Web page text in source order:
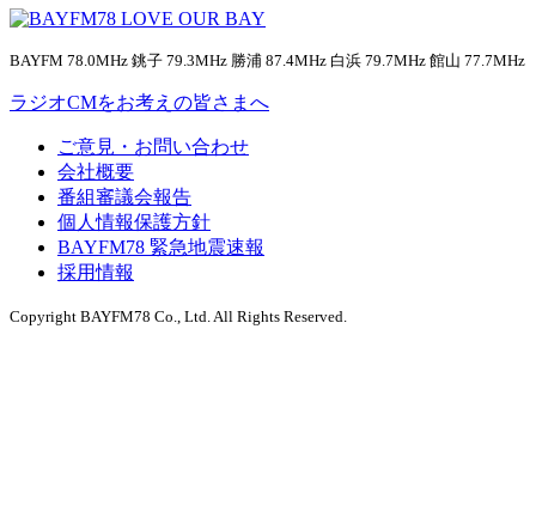
BAYFM 78.0MHz 銚子 79.3MHz 勝浦 87.4MHz 白浜 79.7MHz 館山 77.7MHz
ラジオCMをお考えの皆さまへ
ご意見・お問い合わせ
会社概要
番組審議会報告
個人情報保護方針
BAYFM78 緊急地震速報
採用情報
Copyright BAYFM78 Co., Ltd. All Rights Reserved.